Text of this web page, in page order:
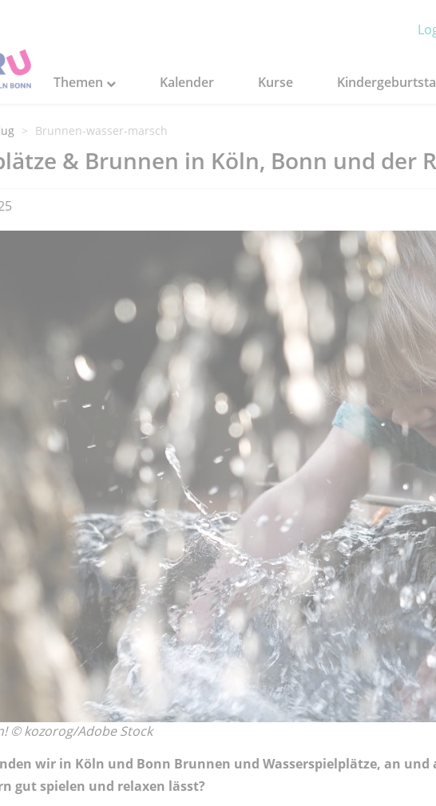
Themen Kalender Kurse
Brunnen-wasser-marsch
& Brunnen in Köln, Bonn und der
© kozorog/Adobe Stock
wir in Köln und Bonn Brunnen und Wasserspielplätze, an und
gut spielen und relaxen lässt?